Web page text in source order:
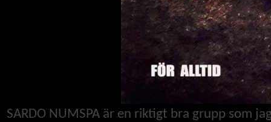
SARDO NUMSPA är en riktigt bra grupp som